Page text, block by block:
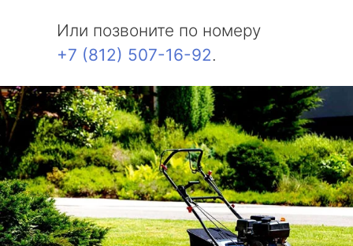
Или позвоните по номеру
+7 (812) 507-16-92.